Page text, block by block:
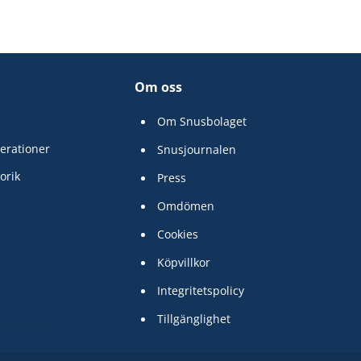
Om oss
Om Snusbolaget
Snusjournalen
Press
Omdömen
Cookies
Köpvillkor
Integritetspolicy
Tillgänglighet